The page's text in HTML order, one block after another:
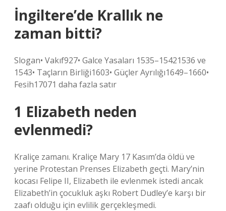
İngiltere’de Krallık ne
zaman bitti?
Slogan• Vakıf927• Galce Yasaları 1535–15421536 ve
1543• Taçların Birliği1603• Güçler Ayrılığı1649–1660•
Fesih17071 daha fazla satır
1 Elizabeth neden
evlenmedi?
Kraliçe zamanı. Kraliçe Mary 17 Kasım’da öldü ve
yerine Protestan Prenses Elizabeth geçti. Mary’nin
kocası Felipe II, Elizabeth ile evlenmek istedi ancak
Elizabeth’in çocukluk aşkı Robert Dudley’e karşı bir
zaafı olduğu için evlilik gerçekleşmedi.